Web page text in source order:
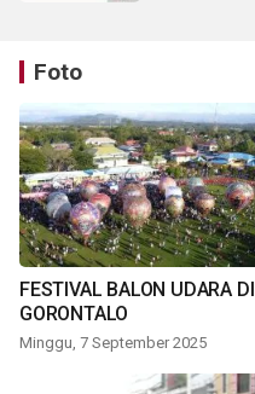
Foto
FESTIVAL BALON UDARA DI
GORONTALO
Minggu, 7 September 2025